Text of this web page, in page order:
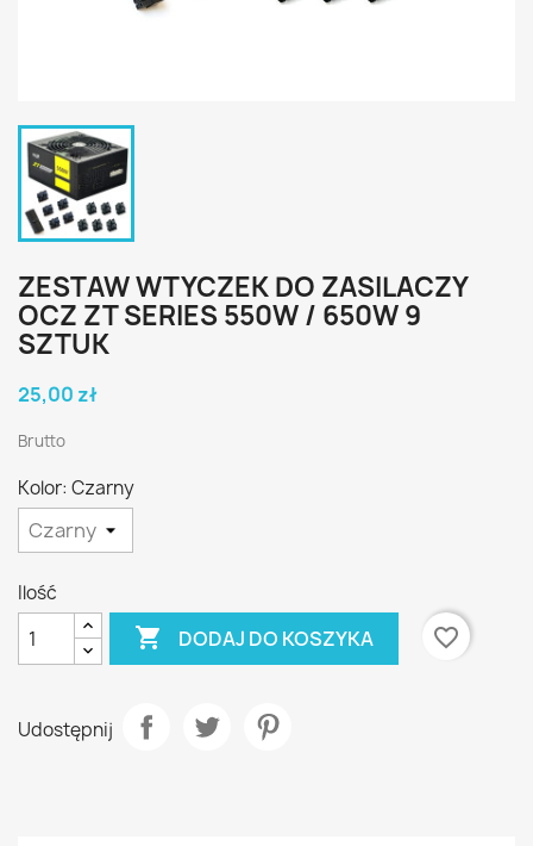
ZESTAW WTYCZEK DO ZASILACZY
OCZ ZT SERIES 550W / 650W 9
SZTUK
25,00 zł
Brutto
Kolor: Czarny
Ilość
 DODAJ DO KOSZYKA favorite_border
Udostępnij